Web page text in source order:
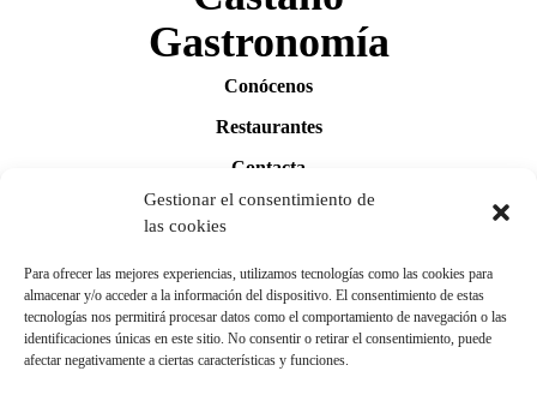
Gestionar el consentimiento de
las cookies
Para ofrecer las mejores experiencias, utilizamos tecnologías como las cookies para
almacenar y/o acceder a la información del dispositivo. El consentimiento de estas
tecnologías nos permitirá procesar datos como el comportamiento de navegación o las
identificaciones únicas en este sitio. No consentir o retirar el consentimiento, puede
afectar negativamente a ciertas características y funciones.
Gastronomía
Conócenos
Restaurantes
Contacta
aquí
nuestras redes sociales